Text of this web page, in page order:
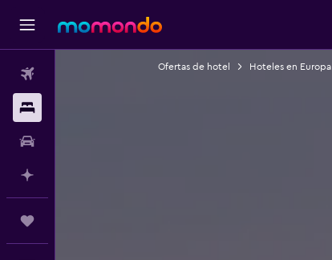
Ofertas de hotel Hoteles en Europa